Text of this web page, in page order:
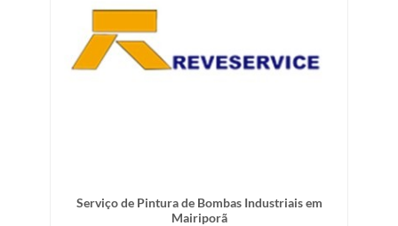
Serviço de Pintura de Bombas Industriais em
Mairiporã